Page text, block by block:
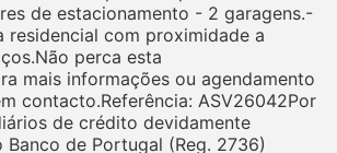
de estacionamento - 2 garagens.-
residencial com proximidade a
perca esta
mais informações ou agendamento
contacto.Referência: ASV26042Por
de crédito devidamente
de Portugal (Reg. 2736)